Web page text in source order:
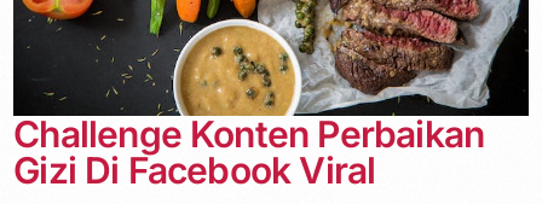
Challenge Konten Perbaikan
Gizi Di Facebook Viral